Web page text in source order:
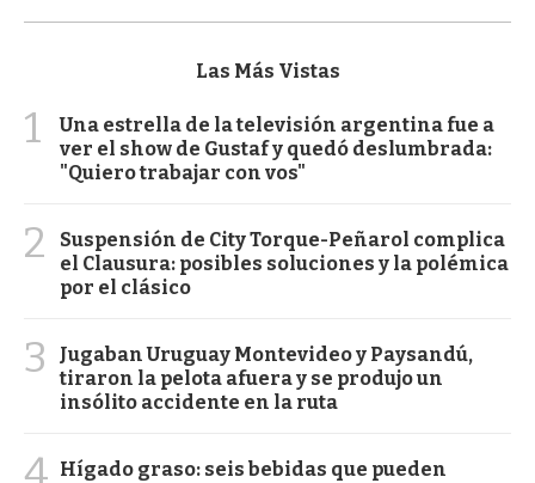
Las Más Vistas
1
Una estrella de la televisión argentina fue a
ver el show de Gustaf y quedó deslumbrada:
"Quiero trabajar con vos"
2
Suspensión de City Torque-Peñarol complica
el Clausura: posibles soluciones y la polémica
por el clásico
3
Jugaban Uruguay Montevideo y Paysandú,
tiraron la pelota afuera y se produjo un
insólito accidente en la ruta
4 Hígado graso: seis bebidas que pueden